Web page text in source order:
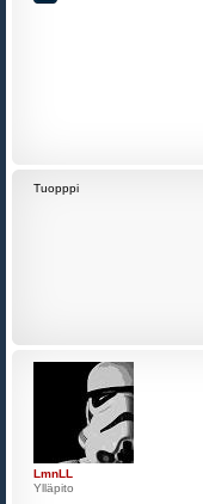
Tuopppi
LmnLL
Ylläpito